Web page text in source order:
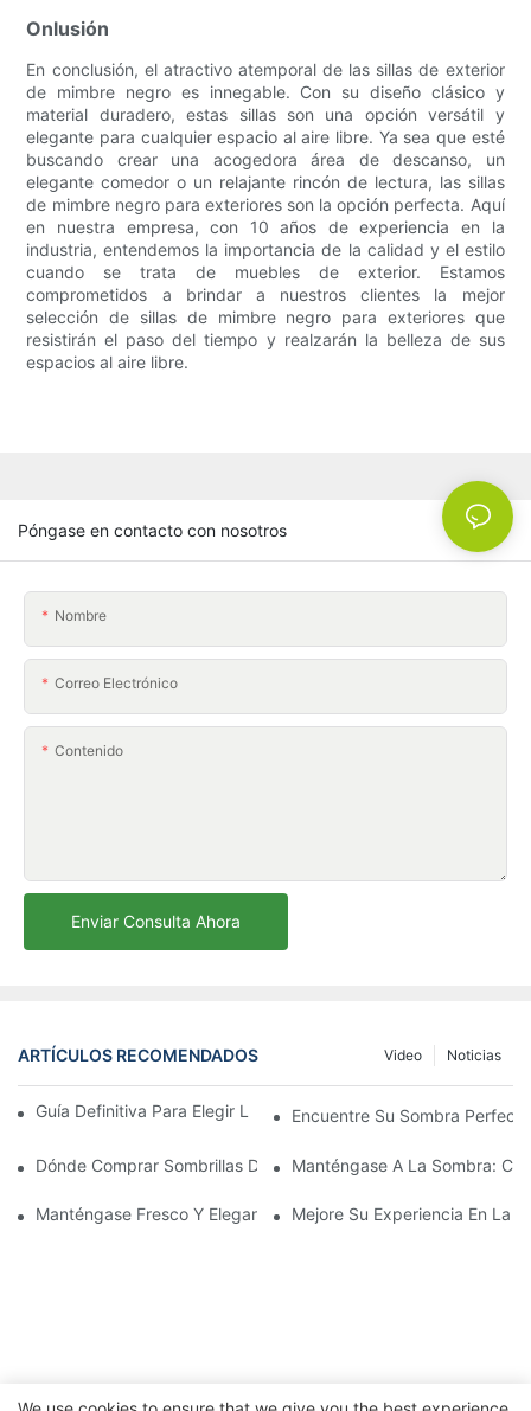
Onlusión
En conclusión, el atractivo atemporal de las sillas de exterior
de mimbre negro es innegable. Con su diseño clásico y
material duradero, estas sillas son una opción versátil y
elegante para cualquier espacio al aire libre. Ya sea que esté
buscando crear una acogedora área de descanso, un
elegante comedor o un relajante rincón de lectura, las sillas
de mimbre negro para exteriores son la opción perfecta. Aquí
en nuestra empresa, con 10 años de experiencia en la
industria, entendemos la importancia de la calidad y el estilo
cuando se trata de muebles de exterior. Estamos
comprometidos a brindar a nuestros clientes la mejor
selección de sillas de mimbre negro para exteriores que
resistirán el paso del tiempo y realzarán la belleza de sus
espacios al aire libre.
Póngase en contacto con nosotros
Nombre
Correo Electrónico
Contenido
Enviar Consulta Ahora
ARTÍCULOS RECOMENDADOS Noticias
Video
Guía Definitiva Para Elegir La Sombrilla De Playa Perfecta
Encuentre Su Sombra
Dónde Comprar Sombrillas De Playa: Las Mejores Tiendas
Manténgase A La Sombra:
Manténgase Fresco Y Elegante Con Las Mejores Sombrillas
Mejore Su Experiencia En La